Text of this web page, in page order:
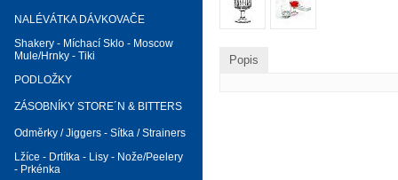
NALÉVÁTKA DÁVKOVAČE
Shakery - Míchací Sklo - Moscow
Mule/Hrnky - Tiki
PODLOŽKY
ZÁSOBNÍKY STORE´N & BITTERS
Odměrky / Jiggers - Sítka / Strainers
Lžíce - Drtítka - Lisy - Nože/Peelery
- Prkénka
Popis